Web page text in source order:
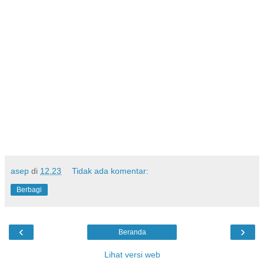
asep di 12.23 Tidak ada komentar:
Berbagi
‹ ›
Beranda
Lihat versi web